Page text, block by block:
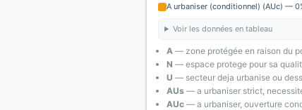
A urbaniser (conditionnel) (AUc) —
Voir les données en tableau
A — zone protégée en raison du
N — espace protege pour sa
U — secteur deja urbanise ou
AUs — a urbaniser strict,
AUc — a urbaniser, ouverture